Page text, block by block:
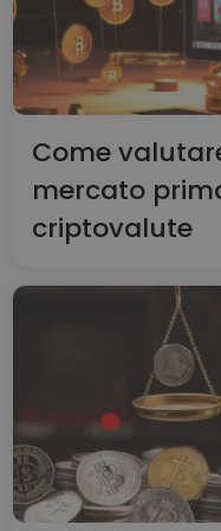
Come
mercato
criptovalute